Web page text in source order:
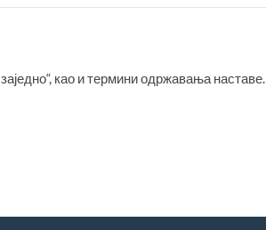
као и термини одржавања наставе.